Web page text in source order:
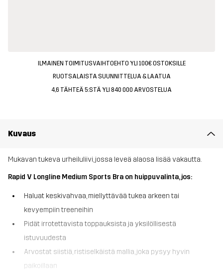
ILMAINEN TOIMITUSVAIHTOEHTO YLI 100€ OSTOKSILLE
RUOTSALAISTA SUUNNITTELUA & LAATUA
4,6 TÄHTEÄ 5:STÄ YLI 840 000 ARVOSTELUA
Kuvaus
Mukavan tukeva urheiluliivi, jossa leveä alaosa lisää vakautta.
Rapid V Longline Medium Sports Bra on huippuvalinta, jos:
Haluat keskivahvaa, miellyttävää tukea arkeen tai
kevyempiin treeneihin
Pidät irrotettavista toppauksista ja yksilöllisestä
istuvuudesta
Arvostat siistiä, ristiselkäistä mallia, joka pysyy hyvin
paikoillaan